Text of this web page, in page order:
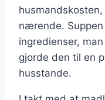
nærende.
ingredienser,
gjorde den til en
husstande.